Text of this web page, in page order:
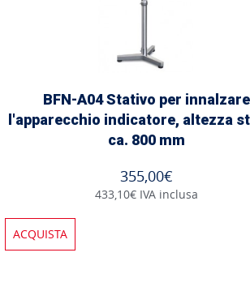
BFN-A04 Stativo per innalzare
l'apparecchio indicatore, altezza
ca. 800 mm
355,00€
433,10€ IVA inclusa
ACQUISTA